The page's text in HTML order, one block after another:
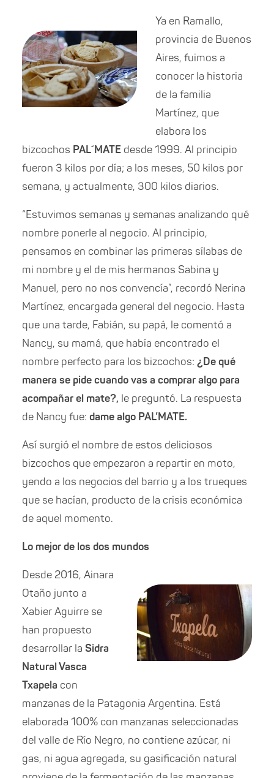
Ya en Ramallo,
provincia de Buenos
Aires, fuimos a
conocer la historia
de la familia
Martínez, que
elabora los
bizcochos PAL´MATE desde 1999. Al principio
fueron 3 kilos por día; a los meses, 50 kilos por
semana, y actualmente, 300 kilos diarios.
“Estuvimos semanas y semanas analizando qué
nombre ponerle al negocio. Al principio,
pensamos en combinar las primeras sílabas de
mi nombre y el de mis hermanos Sabina y
Manuel, pero no nos convencía”, recordó Nerina
Martínez, encargada general del negocio. Hasta
que una tarde, Fabián, su papá, le comentó a
Nancy, su mamá, que había encontrado el
nombre perfecto para los bizcochos: ¿De qué
manera se pide cuando vas a comprar algo para
acompañar el mate?, le preguntó. La respuesta
de Nancy fue: dame algo PAL’MATE.
Así surgió el nombre de estos deliciosos
bizcochos que empezaron a repartir en moto,
yendo a los negocios del barrio y a los trueques
que se hacían, producto de la crisis económica
de aquel momento.
Lo mejor de los dos mundos
Desde 2016, Ainara
Otaño junto a
Xabier Aguirre se
han propuesto
desarrollar la Sidra
Natural Vasca
Txapela con
manzanas de la Patagonia Argentina. Está
elaborada 100% con manzanas seleccionadas
del valle de Río Negro, no contiene azúcar, ni
gas, ni agua agregada, su gasificación natural